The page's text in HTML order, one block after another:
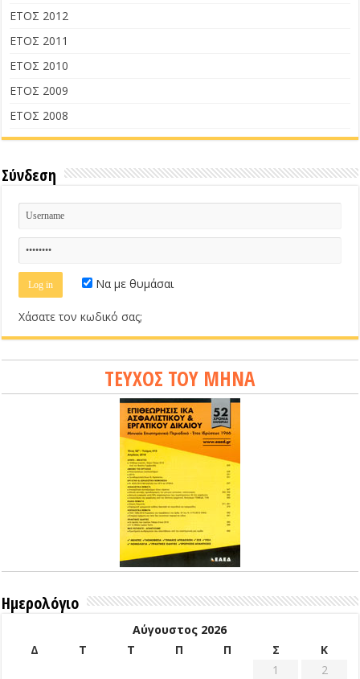
ΕΤΟΣ 2012
ΕΤΟΣ 2011
ΕΤΟΣ 2010
ΕΤΟΣ 2009
ΕΤΟΣ 2008
Σύνδεση
Να με θυμάσαι
Χάσατε τον κωδικό σας;
ΤΕΥΧΟΣ ΤΟΥ ΜΗΝΑ
Ημερολόγιο
Αύγουστος 2026
Δ
Τ Τ Π Π Σ
Κ
1
2